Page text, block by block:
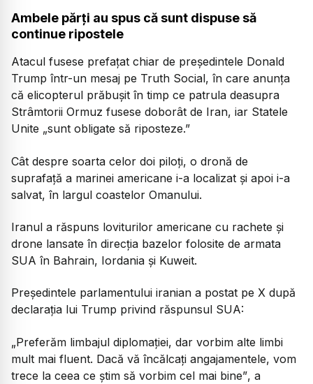
Ambele părți au spus că sunt dispuse să
continue ripostele
Atacul fusese prefațat chiar de președintele Donald
Trump într-un mesaj pe Truth Social, în care anunța
că elicopterul prăbușit în timp ce patrula deasupra
Strâmtorii Ormuz fusese doborât de Iran, iar Statele
Unite „sunt obligate să riposteze.”
Cât despre soarta celor doi piloți, o dronă de
suprafață a marinei americane i-a localizat și apoi i-a
salvat, în largul coastelor Omanului.
Iranul a răspuns loviturilor americane cu rachete și
drone lansate în direcția bazelor folosite de armata
SUA în Bahrain, Iordania și Kuweit.
Președintele parlamentului iranian a postat pe X după
declarația lui Trump privind răspunsul SUA:
„Preferăm limbajul diplomației, dar vorbim alte limbi
mult mai fluent. Dacă vă încălcați angajamentele, vom
trece la ceea ce știm să vorbim cel mai bine”, a